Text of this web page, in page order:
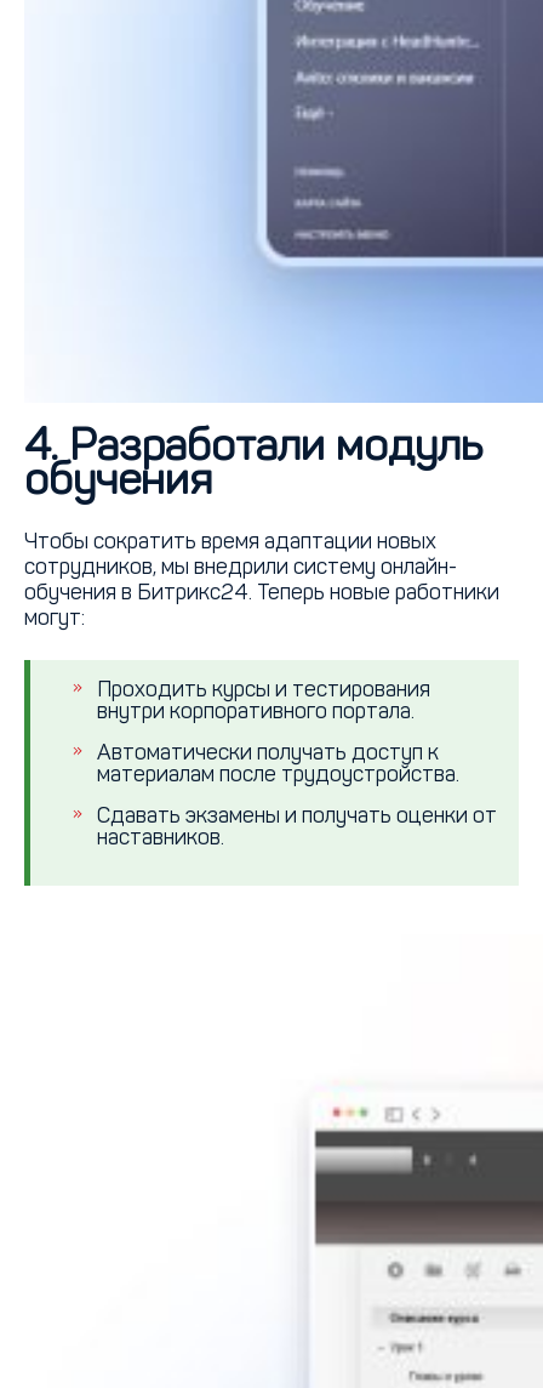
4. Разработали модуль
обучения
Чтобы сократить время адаптации новых
сотрудников, мы внедрили систему онлайн-
обучения в Битрикс24. Теперь новые работники
могут:
Проходить курсы и тестирования
внутри корпоративного портала.
Автоматически получать доступ к
материалам после трудоустройства.
Сдавать экзамены и получать оценки от
наставников.